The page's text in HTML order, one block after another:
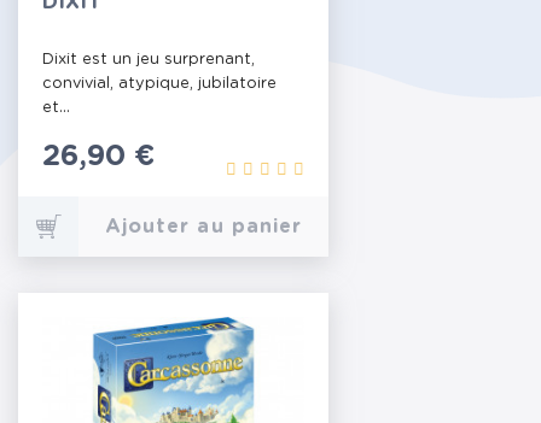
Dixit est un jeu surprenant,
convivial, atypique, jubilatoire
et...
Prix
26,90 €
Ajouter au panier